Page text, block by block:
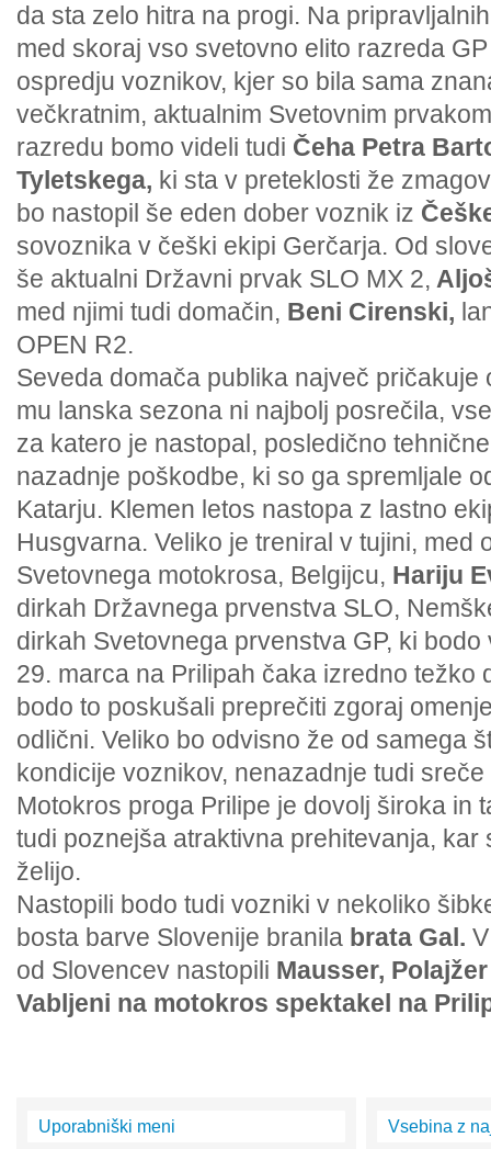
da sta zelo hitra na progi. Na
med skoraj vso svetovno elito razreda
ospredju voznikov, kjer so bila sama
večkratnim, aktualnim Svetovnim
razredu bomo videli tudi Čeha Petra
Tyletskega, ki sta v preteklosti že
bo nastopil še eden dober voznik iz
sovoznika v češki ekipi Gerčarja. Od
še aktualni Državni prvak SLO MX 2,
med njimi tudi domačin, Beni Cirenski,
OPEN R2.
Seveda domača publika največ pričakuje
mu lanska sezona ni najbolj posrečila,
za katero je nastopal, posledično
nazadnje poškodbe, ki so ga spremljale
Katarju. Klemen letos nastopa z lastno
Husgvarna. Veliko je treniral v tujini, med
Svetovnega motokrosa, Belgijcu, Hariju
dirkah Državnega prvenstva SLO,
dirkah Svetovnega prvenstva GP, ki
29. marca na Prilipah čaka izredno težko
bodo to poskušali preprečiti zgoraj
odlični. Veliko bo odvisno že od samega
kondicije voznikov, nenazadnje tudi
Motokros proga Prilipe je dovolj široka in
tudi poznejša atraktivna prehitevanja,
želijo.
Nastopili bodo tudi vozniki v nekoliko
bosta barve Slovenije branila brata Gal.
od Slovencev nastopili Mausser,
Vabljeni na motokros spektakel na
Uporabniški meni Vsebina z